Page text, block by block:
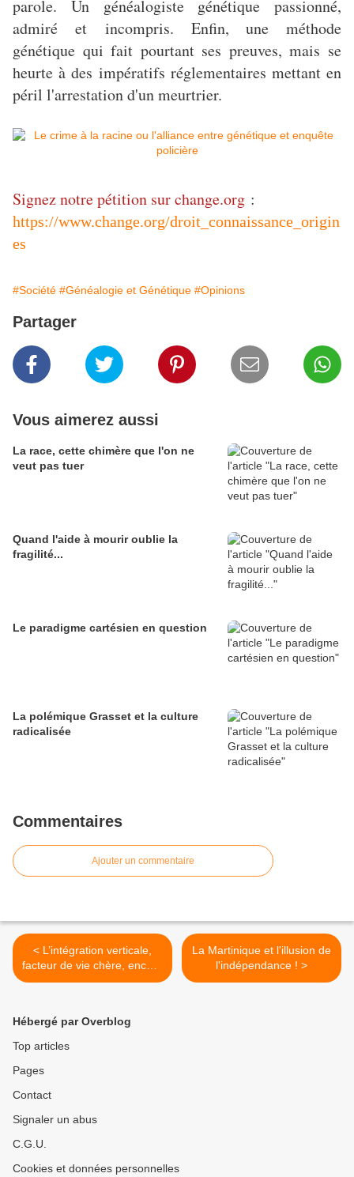
parole. Un généalogiste génétique passionné,
admiré et incompris. Enfin, une méthode
génétique qui fait pourtant ses preuves, mais se
heurte à des impératifs réglementaires mettant en
péril l'arrestation d'un meurtrier.
Signez notre pétition sur change.org :
https://www.change.org/droit_connaissance_origin
es
#Société #Généalogie et Génétique #Opinions
Partager
Vous aimerez aussi
La race, cette chimère que l'on ne
veut pas tuer
Quand l'aide à mourir oublie la
fragilité...
Le paradigme cartésien en question
La polémique Grasset et la culture
radicalisée
Commentaires
Ajouter un commentaire
< L’intégration verticale,
facteur de vie chère, encore
une contre-vérité !
La Martinique et l'illusion de
l'indépendance ! >
Hébergé par Overblog
Top articles
Pages
Contact
Signaler un abus
C.G.U.
Cookies et données personnelles